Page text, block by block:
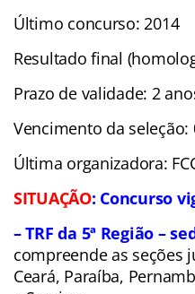
Último concurso: 2014
Resultado final
Prazo de validade: 2
Vencimento da seleção:
Última organizadora:
SITUAÇÃO: Concurso
– TRF da 5ª Região –
compreende as seções
Ceará, Paraíba,